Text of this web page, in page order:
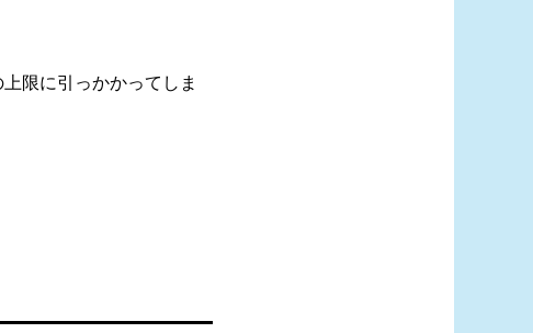
限に引っかかってしま